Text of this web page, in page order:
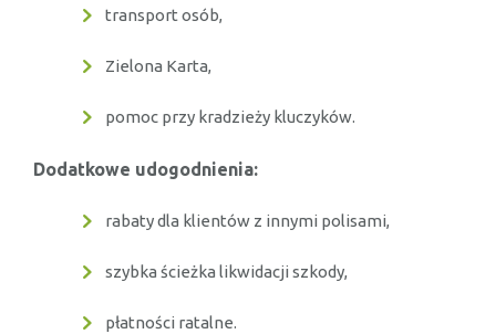
transport osób,
Zielona Karta,
pomoc przy kradzieży kluczyków.
Dodatkowe udogodnienia:
rabaty dla klientów z innymi polisami,
szybka ścieżka likwidacji szkody,
płatności ratalne.